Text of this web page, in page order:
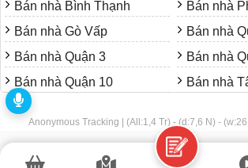
Bán nhà Bình Thạnh
Bán nhà
Bán nhà Gò Vấp
Bán nhà
Bán nhà Quận 3
Bán nhà
Bán nhà Quận 10
Bán nhà
Anonymous Tracking | (All:1,4 Tr) - (d:7,6 N) -